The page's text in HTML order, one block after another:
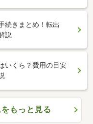
続きまとめ！転出
説
いくら？費用の目安
もっと見る